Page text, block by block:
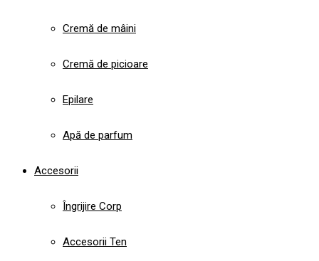
Cremă de mâini
Cremă de picioare
Epilare
Apă de parfum
Accesorii
Îngrijire Corp
Accesorii Ten